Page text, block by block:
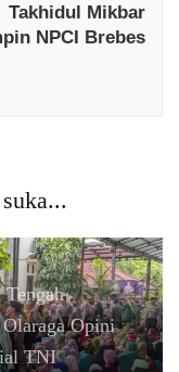
Takhidul Mikbar
NPCI Brebes
Tengah
Olaraga Opini
TNI